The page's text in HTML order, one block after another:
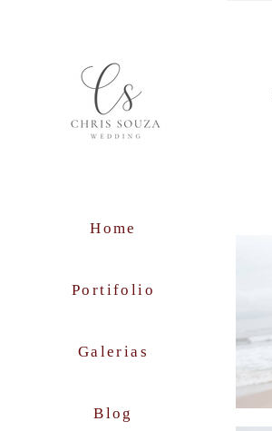
Home
Portifolio
Galerias
Blog